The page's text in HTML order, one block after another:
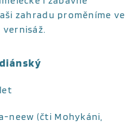
zahradu proměníme ve
neew (čti Mohykáni,